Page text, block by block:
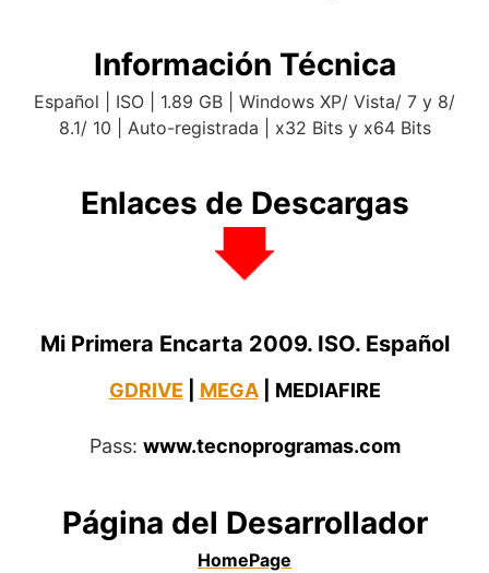
Información Técnica
Español | ISO | 1.89 GB | Windows XP/ Vista/ 7 y 8/
8.1/ 10 | Auto-registrada | x32 Bits y x64 Bits
Enlaces de Descargas
Mi Primera Encarta 2009. ISO. Español
GDRIVE MEGA| MEDIAFIRE
Pass: www.tecnoprogramas.com
Página del Desarrollador
HomePage